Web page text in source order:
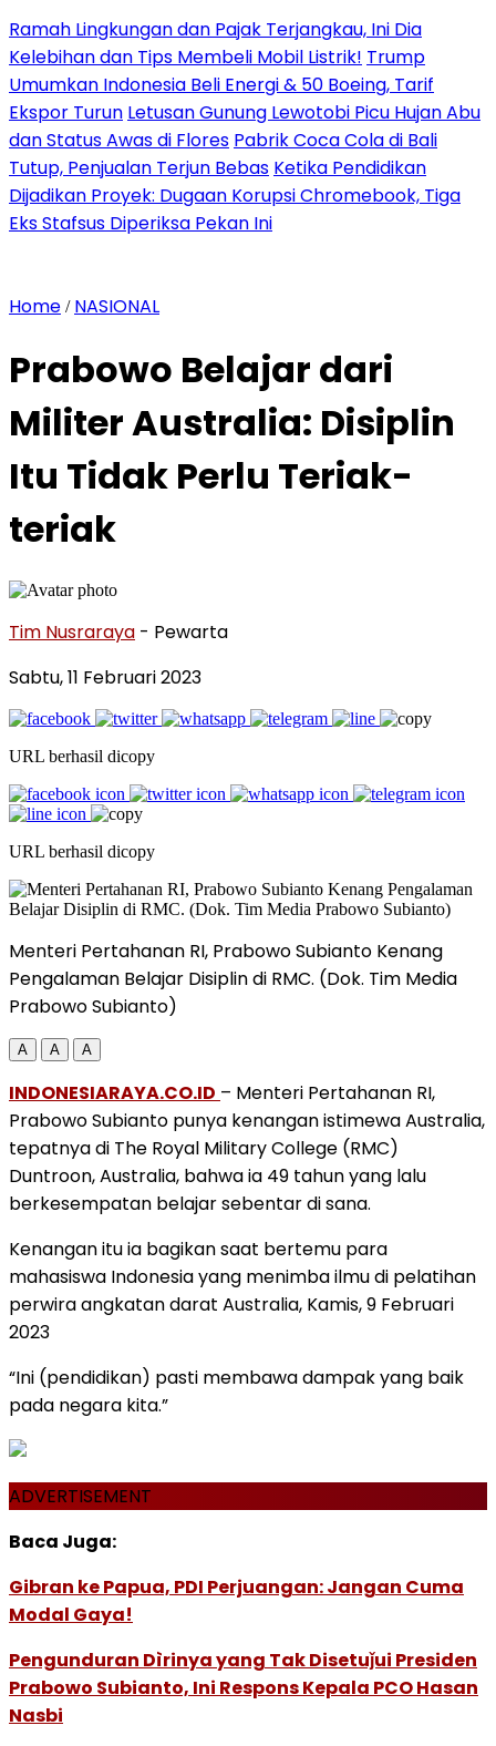
Ramah Lingkungan dan Pajak Terjangkau, Ini Dia
Kelebihan dan Tips Membeli Mobil Listrik! Trump
Umumkan Indonesia Beli Energi & 50 Boeing, Tarif
Ekspor Turun Letusan Gunung Lewotobi Picu Hujan Abu
dan Status Awas di Flores Pabrik Coca Cola di Bali
Tutup, Penjualan Terjun Bebas Ketika Pendidikan
Dijadikan Proyek: Dugaan Korupsi Chromebook, Tiga
Eks Stafsus Diperiksa Pekan Ini
Home / NASIONAL
Prabowo Belajar dari
Militer Australia: Disiplin
Itu Tidak Perlu Teriak-
teriak
Tim Nusraraya - Pewarta
Sabtu, 11 Februari 2023
URL berhasil dicopy
URL berhasil dicopy
Menteri Pertahanan RI, Prabowo Subianto Kenang
Pengalaman Belajar Disiplin di RMC. (Dok. Tim Media
Prabowo Subianto)
A A A
INDONESIARAYA.CO.ID – Menteri Pertahanan RI,
Prabowo Subianto punya kenangan istimewa Australia,
tepatnya di The Royal Military College (RMC)
Duntroon, Australia, bahwa ia 49 tahun yang lalu
berkesempatan belajar sebentar di sana.
Kenangan itu ia bagikan saat bertemu para
mahasiswa Indonesia yang menimba ilmu di pelatihan
perwira angkatan darat Australia, Kamis, 9 Februari
2023
“Ini (pendidikan) pasti membawa dampak yang baik
pada negara kita.”
ADVERTISEMENT
Baca Juga:
Gibran ke Papua, PDI Perjuangan: Jangan Cuma
Modal Gaya!
Pengunduran Dìrinya yang Tak Disetuǰui Presiden
Prabowo Subianto, Ini Respons Kepala PCO Hasan
Nasbi